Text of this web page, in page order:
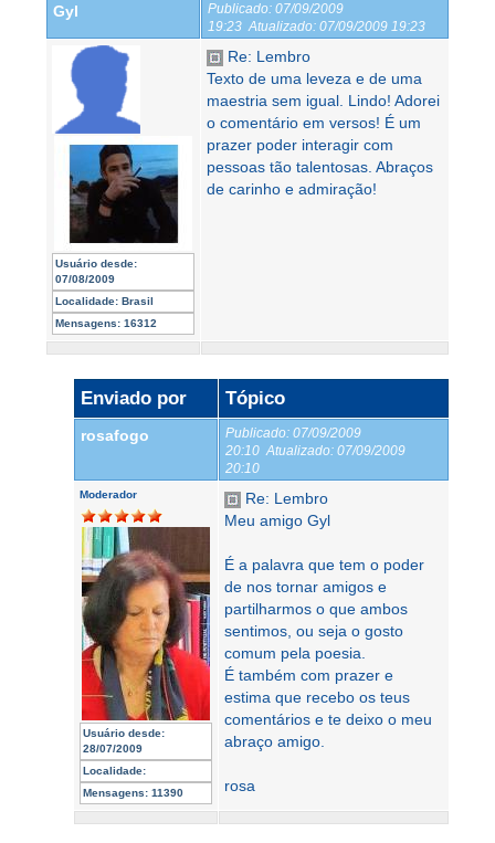
Gyl Publicado: 07/09/2009
19:23 Atualizado: 07/09/2009 19:23
Usuário desde:
07/08/2009
Localidade: Brasil
Mensagens: 16312
Re: Lembro
Texto de uma leveza e de uma
maestria sem igual. Lindo! Adorei
o comentário em versos! É um
prazer poder interagir com
pessoas tão talentosas. Abraços
de carinho e admiração!
Enviado por Tópico
rosafogo Publicado: 07/09/2009
20:10 Atualizado: 07/09/2009
20:10
Moderador
Usuário desde:
28/07/2009
Localidade:
Mensagens: 11390
Re: Lembro
Meu amigo Gyl
É a palavra que tem o poder
de nos tornar amigos e
partilharmos o que ambos
sentimos, ou seja o gosto
comum pela poesia.
É também com prazer e
estima que recebo os teus
comentários e te deixo o meu
abraço amigo.
rosa